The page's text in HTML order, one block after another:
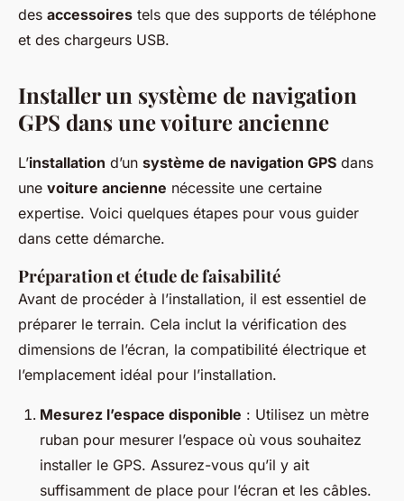
des accessoires tels que des supports de téléphone
et des chargeurs USB.
Installer un système de navigation
GPS dans une voiture ancienne
L’installation d’un système de navigation GPS dans
une voiture ancienne nécessite une certaine
expertise. Voici quelques étapes pour vous guider
dans cette démarche.
Préparation et étude de faisabilité
Avant de procéder à l’installation, il est essentiel de
préparer le terrain. Cela inclut la vérification des
dimensions de l’écran, la compatibilité électrique et
l’emplacement idéal pour l’installation.
Mesurez l’espace disponible : Utilisez un mètre
ruban pour mesurer l’espace où vous souhaitez
installer le GPS. Assurez-vous qu’il y ait
suffisamment de place pour l’écran et les câbles.